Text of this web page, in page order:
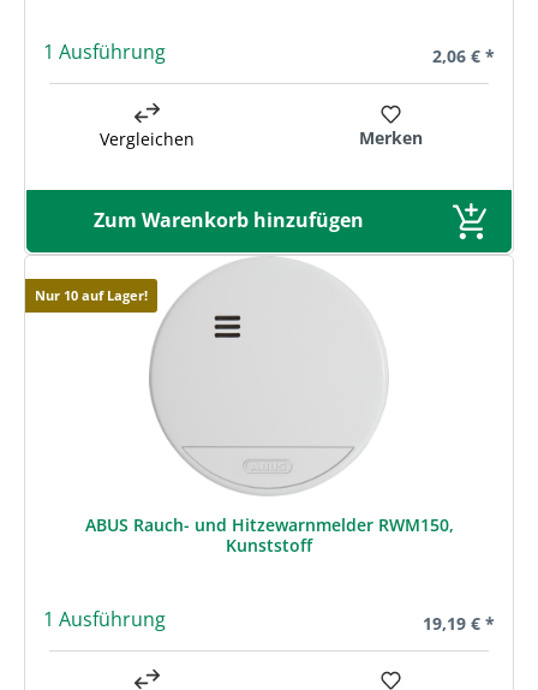
1 Ausführung Regulärer
2,06 € *
Vergleichen Merken
Zum Warenkorb hinzufügen
Nur 10 auf Lager!
ABUS Rauch- und Hitzewarnmelder RWM150,
Kunststoff
1 Ausführung Regulärer
19,19 € *